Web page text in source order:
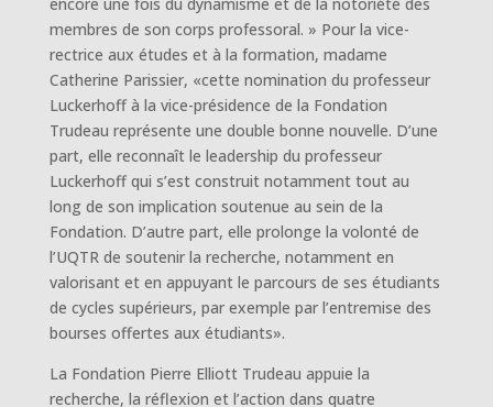
membres de son corps professoral. » Pour la vice-
rectrice aux études et à la formation, madame
Catherine Parissier, «cette nomination du professeur
Luckerhoff à la vice-présidence de la Fondation
Trudeau représente une double bonne nouvelle. D’une
part, elle reconnaît le leadership du professeur
Luckerhoff qui s’est construit notamment tout au
long de son implication soutenue au sein de la
Fondation. D’autre part, elle prolonge la volonté de
l’UQTR de soutenir la recherche, notamment en
valorisant et en appuyant le parcours de ses étudiants
de cycles supérieurs, par exemple par l’entremise des
bourses offertes aux étudiants».
La Fondation Pierre Elliott Trudeau appuie la
recherche, la réflexion et l’action dans quatre